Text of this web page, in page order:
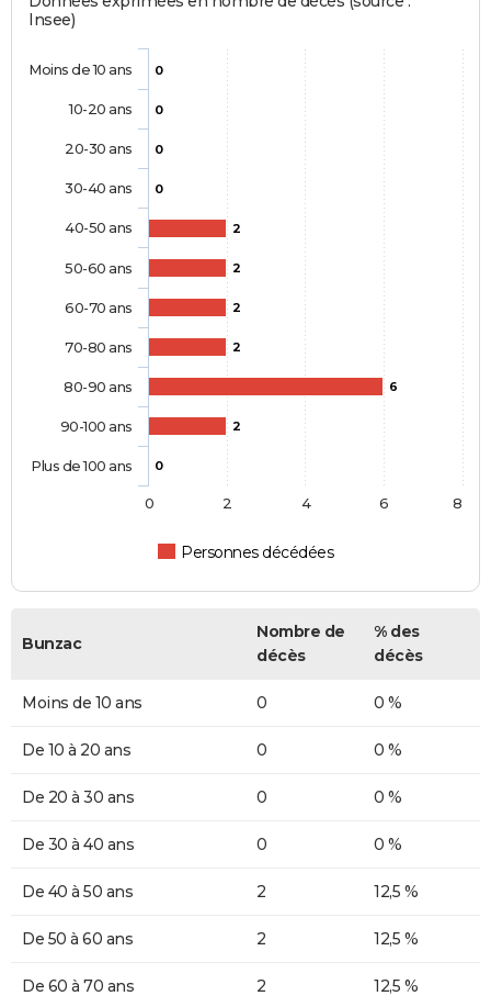
Insee)
0
0
0
0
2
2
2
2
6
2
0
Personnes décédées
Moins de 10 ans
10-20 ans
20-30 ans
30-40 ans
40-50 ans
50-60 ans
60-70 ans
70-80 ans
80-90 ans
90-100 ans
Plus de 100 ans
0 2 4 6 8
Bunzac
Nombre de
décès
% des
décès
Moins de 10 ans 0 0 %
De 10 à 20 ans 0 0 %
De 20 à 30 ans 0 0 %
De 30 à 40 ans 0 0 %
De 40 à 50 ans 2 12,5 %
De 50 à 60 ans 2 12,5 %
De 60 à 70 ans 2 12,5 %